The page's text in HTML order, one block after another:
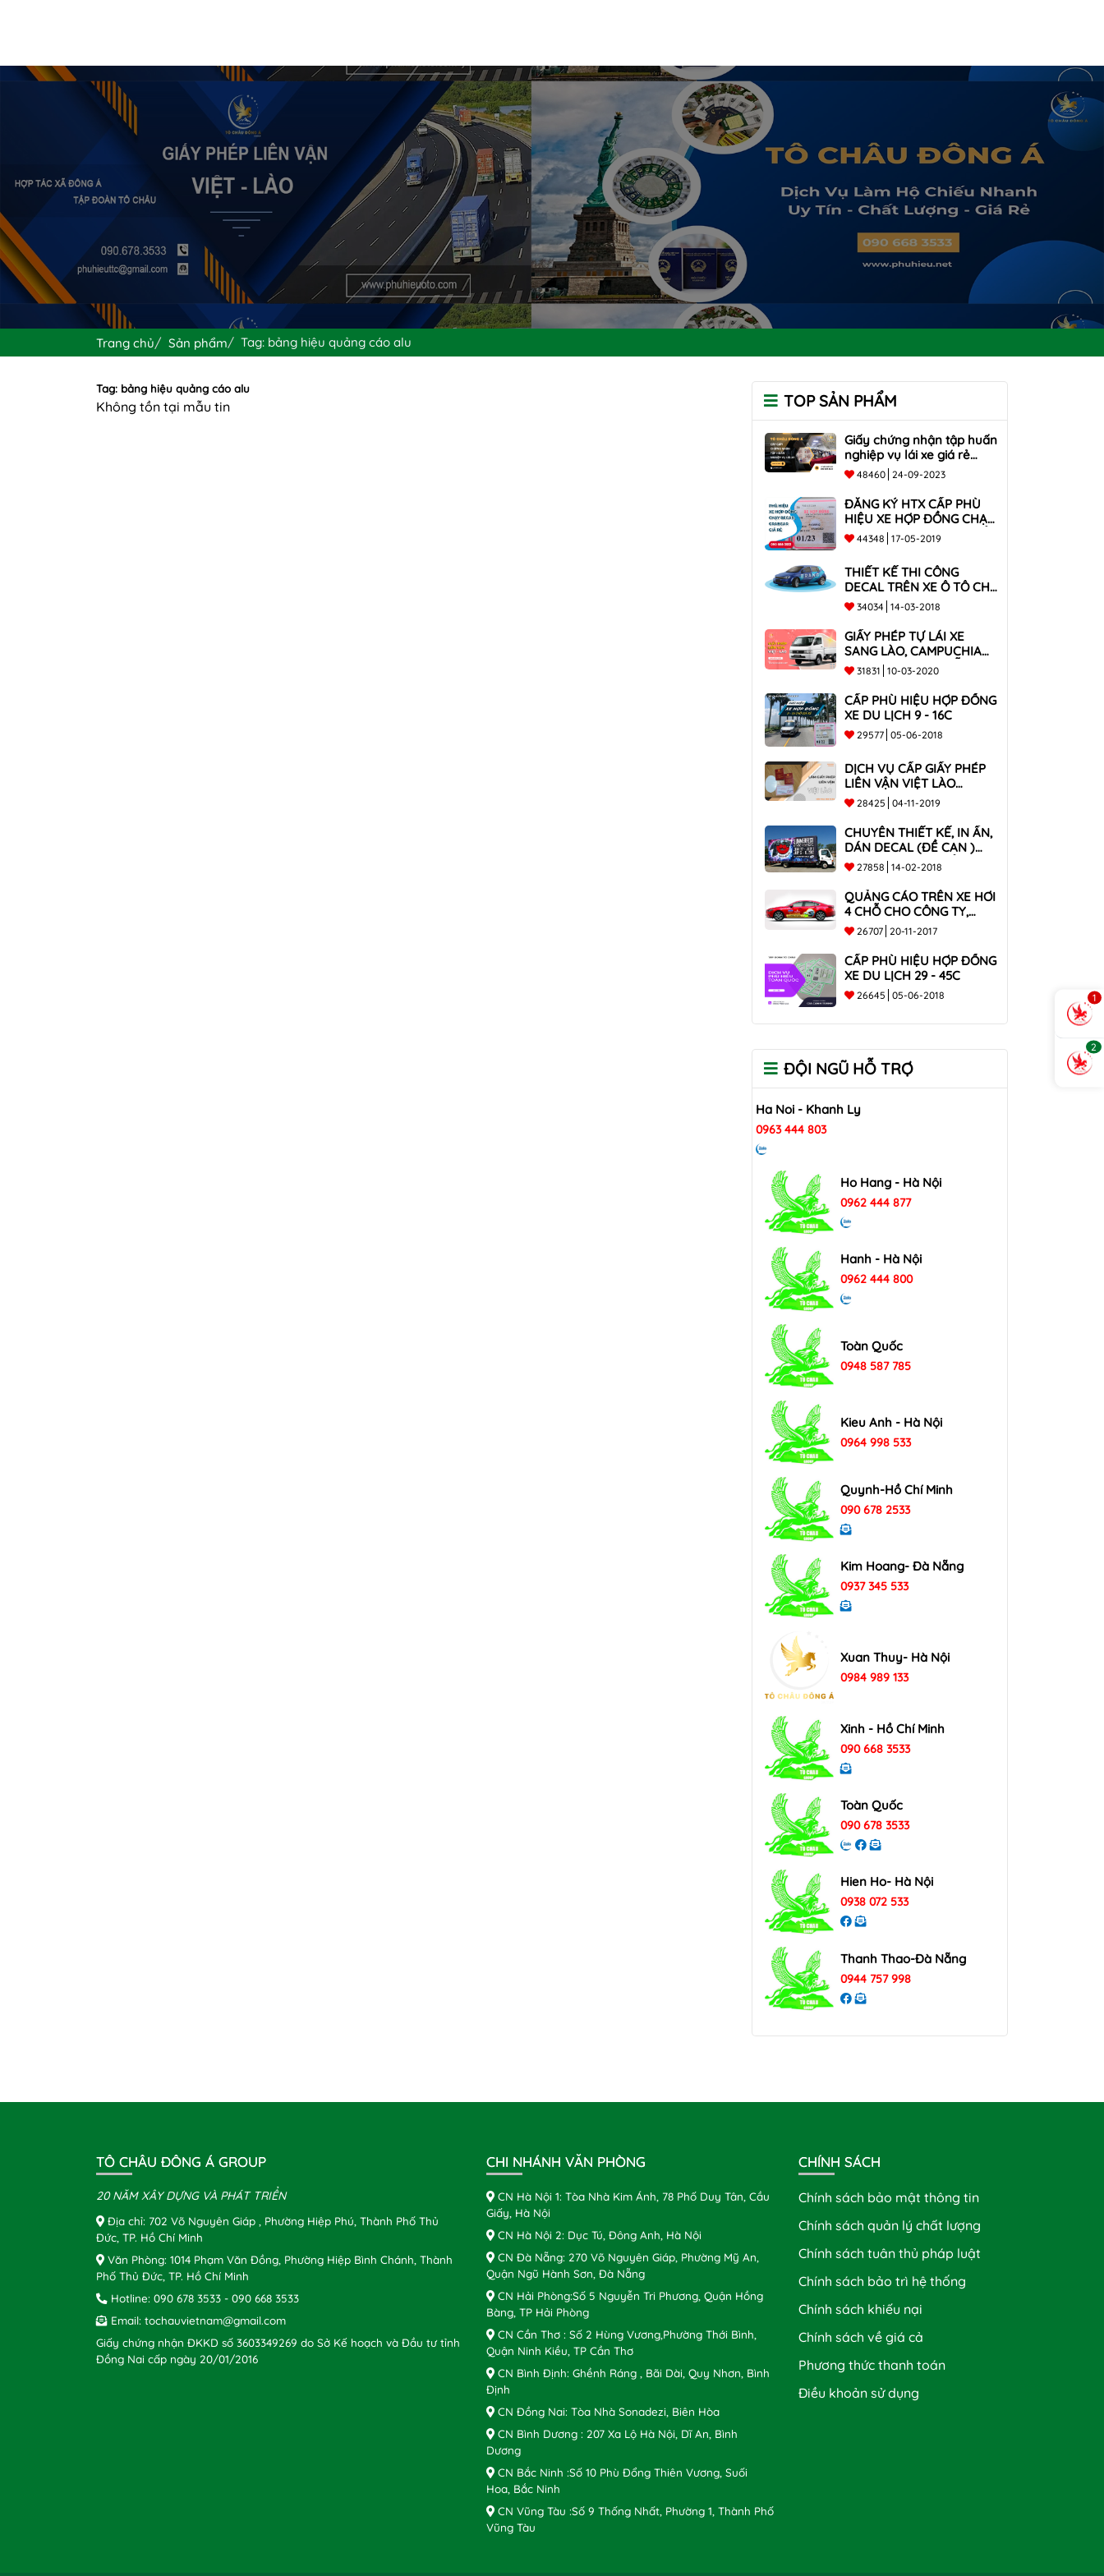
Trang chủ Sản phẩm Tag: bảng hiệu quảng cáo alu
Tag: bảng hiệu quảng cáo alu
Không tồn tại mẫu tin TOP SẢN PHẨM
Giấy chứng nhận tập huấn
nghiệp vụ lái xe giá rẻ
toàn quốc
48460 24-09-2023
ĐĂNG KÝ HTX CẤP PHÙ
HIỆU XE HỢP ĐỒNG CHẠY
BECAR, GRABCAR GIÁ RẺ
NHẤT
44348 17-05-2019
THIẾT KẾ THI CÔNG
DECAL TRÊN XE Ô TÔ CHO
CÔNG TY
34034 14-03-2018
GIẤY PHÉP TỰ LÁI XE
SANG LÀO, CAMPUCHIA
CHO XE DƯỚI 9 CHỖ VÀ
XE BÁN TẢI
31831 10-03-2020
CẤP PHÙ HIỆU HỢP ĐỒNG
XE DU LỊCH 9 - 16C
29577 05-06-2018
DỊCH VỤ CẤP GIẤY PHÉP
LIÊN VẬN VIỆT LÀO
NHANH CHÓNG , UY TÍN
TOÀN QUỐC
28425 04-11-2019
CHUYÊN THIẾT KẾ, IN ẤN,
DÁN DECAL (ĐỀ CAN )
TRÊN THÙNG XE TẢI CHO
CÔNG TY
27858 14-02-2018
QUẢNG CÁO TRÊN XE HƠI
4 CHỖ CHO CÔNG TY,
DOANH NGHIỆP
26707 20-11-2017
CẤP PHÙ HIỆU HỢP ĐỒNG
XE DU LỊCH 29 - 45C
26645 05-06-2018
ĐỘI NGŨ HỖ TRỢ
Ha Noi - Khanh Ly
0963 444 803
Ho Hang - Hà Nội
0962 444 877
Hanh - Hà Nội
0962 444 800
Toàn Quốc
0948 587 785
Kieu Anh - Hà Nội
0964 998 533
Quynh-Hồ Chí Minh
090 678 2533
Kim Hoang- Đà Nẵng
0937 345 533
Xuan Thuy- Hà Nội
0984 989 133
Xinh - Hồ Chí Minh
090 668 3533
Toàn Quốc
090 678 3533
Hien Ho- Hà Nội
0938 072 533
Thanh Thao-Đà Nẵng
0944 757 998
TÔ CHÂU ĐÔNG Á GROUP
20 NĂM XÂY DỰNG VÀ PHÁT TRIỂN
Địa chỉ: 702 Võ Nguyên Giáp , Phường Hiệp Phú, Thành Phố Thủ
Đức, TP. Hồ Chí Minh
Văn Phòng: 1014 Phạm Văn Đồng, Phường Hiệp Bình Chánh, Thành
Phố Thủ Đức, TP. Hồ Chí Minh
Hotline: 090 678 3533 - 090 668 3533
Email: tochauvietnam@gmail.com
Giấy chứng nhận ĐKKD số 3603349269 do Sở Kế hoạch và Đầu tư tỉnh
Đồng Nai cấp ngày 20/01/2016
1
2
CHI NHÁNH VĂN PHÒNG
CN Hà Nội 1: Tòa Nhà Kim Ánh, 78 Phố Duy Tân, Cầu
Giấy, Hà Nội
CN Hà Nội 2: Dục Tú, Đông Anh, Hà Nội
CN Đà Nẵng: 270 Võ Nguyên Giáp, Phường Mỹ An,
Quận Ngũ Hành Sơn, Đà Nẵng
CN Hải Phòng:Số 5 Nguyễn Tri Phương, Quận Hồng
Bàng, TP Hải Phòng
CN Cần Thơ : Số 2 Hùng Vương,Phường Thới Bình,
Quận Ninh Kiều, TP Cần Thơ
CN Bình Định: Ghềnh Ráng , Bãi Dài, Quy Nhơn, Bình
Định
CN Đồng Nai: Tòa Nhà Sonadezi, Biên Hòa
CN Bình Dương : 207 Xa Lộ Hà Nội, Dĩ An, Bình
Dương
CN Bắc Ninh :Số 10 Phù Đổng Thiên Vương, Suối
Hoa, Bắc Ninh
CN Vũng Tàu :Số 9 Thống Nhất, Phường 1, Thành Phố
Vũng Tàu
CHÍNH SÁCH
Chính sách bảo mật thông tin
Chính sách quản lý chất lượng
Chính sách tuân thủ pháp luật
Chính sách bảo trì hệ thống
Chính sách khiếu nại
Chính sách về giá cả
Phương thức thanh toán
Điều khoản sử dụng